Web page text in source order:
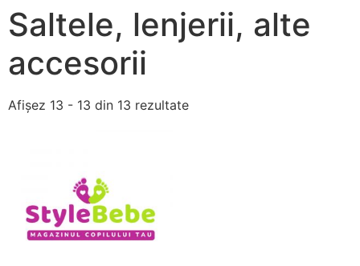
Saltele, lenjerii, alte
accesorii
Afișez 13 - 13 din 13 rezultate